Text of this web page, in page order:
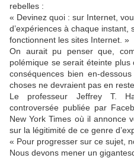
rebelles :
« Devinez quoi : sur Internet,
d’expériences à chaque instant,
fonctionnent les sites Internet. »
On aurait pu penser que,
polémique se serait éteinte plus
conséquences bien en-
choses ne devraient pas en
Le professeur Jeffrey T.
controversée publiée par
New York Times où il annonce
sur la légitimité de ce genre
« Pour progresser sur ce sujet,
Nous devons mener un